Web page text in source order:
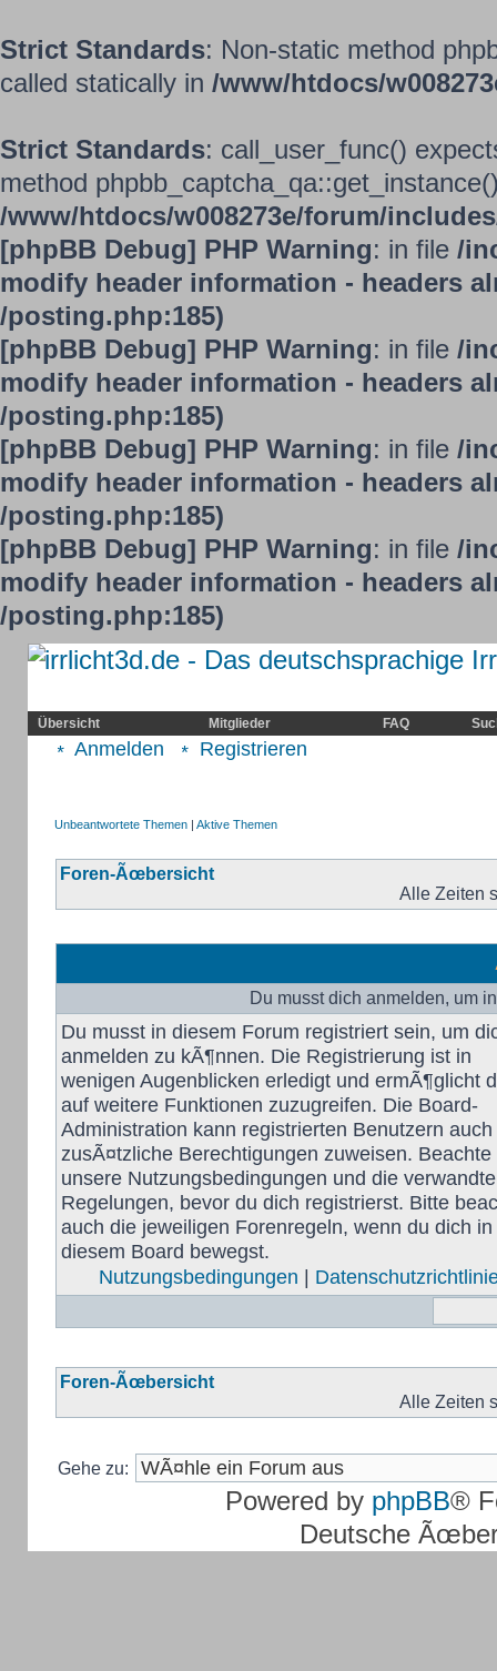
Strict Standards: Non-static method
called statically in /www/htdocs/
Strict Standards: call_user_func()
method
/www/htdocs/w008273e/forum/
[phpBB Debug] PHP Warning: in file /
modify header information - headers
/posting.php:185)
[phpBB Debug] PHP Warning: in file /
modify header information - headers
/posting.php:185)
[phpBB Debug] PHP Warning: in file /
modify header information - headers
/posting.php:185)
[phpBB Debug] PHP Warning: in file /
modify header information - headers
/posting.php:185)
Übersicht
Mitglieder FAQ
Anmelden Registrieren
Unbeantwortete Themen |Aktive Themen
Foren-Ãœbersicht
Alle Zeiten
Du musst dich anmelden, um
Du musst in diesem Forum registriert sein, um
anmelden zu kÃ¶nnen. Die Registrierung ist in
wenigen Augenblicken erledigt und ermÃ¶glicht
auf weitere Funktionen zuzugreifen. Die Board-
Administration kann registrierten Benutzern auch
zusÃ¤tzliche Berechtigungen zuweisen. Beachte
unsere Nutzungsbedingungen und die
Regelungen, bevor du dich registrierst. Bitte
auch die jeweiligen Forenregeln, wenn du dich in
diesem Board bewegst.
Nutzungsbedingungen |
Foren-Ãœbersicht
Alle Zeiten
Gehe zu:
Powered by phpBB®
Deutsche